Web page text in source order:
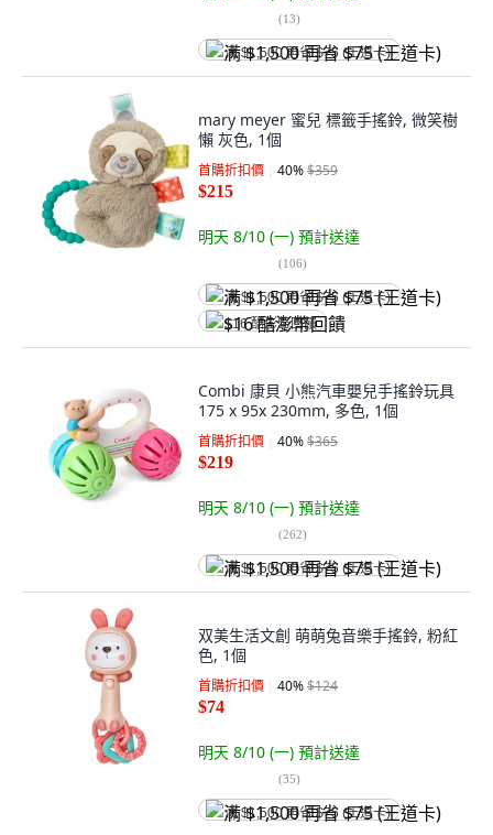
(13)
满 $1,500 再省 $75 (王道卡)
mary meyer 蜜兒 標籤手搖鈴, 微笑樹
懶 灰色, 1個
首購折扣價 40%$359
$215
明天 8/10 (一) 預計送達
(106)
满 $1,500 再省 $75 (王道卡)
$16 酷澎幣回饋
Combi 康貝 小熊汽車嬰兒手搖鈴玩具
175 x 95x 230mm, 多色, 1個
首購折扣價 40%$365
$219
明天 8/10 (一) 預計送達
(262)
满 $1,500 再省 $75 (王道卡)
双美生活文創 萌萌兔音樂手搖鈴, 粉紅
色, 1個
首購折扣價 40%$124
$74
明天 8/10 (一) 預計送達
(35)
满 $1,500 再省 $75 (王道卡)